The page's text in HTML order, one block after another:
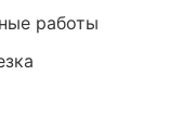
работы